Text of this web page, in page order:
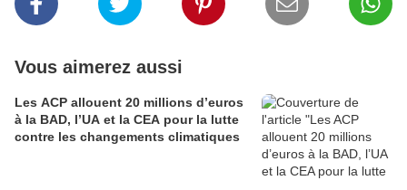
Vous aimerez aussi
Les ACP allouent 20 millions d’euros
à la BAD, l’UA et la CEA pour la lutte
contre les changements climatiques